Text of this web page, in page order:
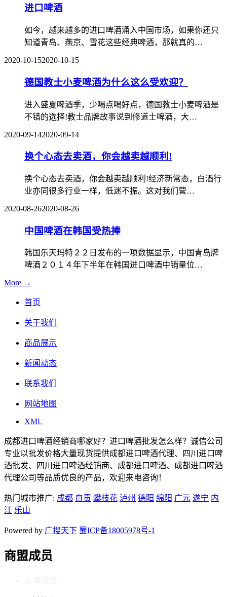
进口啤酒
如今，越来越多的进口啤酒涌入中国市场，如果你还只
知道青岛、燕京、雪花这些经典啤酒，那就真的…
2020-10-152020-10-15
德国教士小麦啤酒为什么这么受欢迎？
进入盛夏啤酒季，少喝点喝好点，德国教士小麦啤酒是
不错的选择!教士品牌故事说到修道士啤酒，大…
2020-09-142020-09-14
换个心态去卖酒，你会越卖越顺利!
换个心态去卖酒，你会越卖越顺利!经济新常态，白酒行
业亦同很多行业一样，低迷不振。这对我们营…
2020-08-262020-08-26
中国啤酒在韩国受热捧
韩国乐天玛特２２日发布的一项数据显示，中国青岛牌
啤酒２０１４年下半年在韩国进口啤酒中销量位…
More →
首页
关于我们
商品展示
新闻动态
联系我们
网站地图
XML
成都进口啤酒经销商哪家好？进口啤酒批发怎么样？诚信公司
专业以批发价格大量现货提供成都进口啤酒代理、四川进口啤
酒批发、四川进口啤酒经销商、成都进口啤酒、成都进口啤酒
代理公司等品质优良的产品，欢迎来电咨询！
热门城市推广: 成都 自贡 攀枝花 泸州 德阳 绵阳 广元 遂宁 内
江 乐山
Powered by 广搜天下 蜀ICP备18005978号-1
商盟成员